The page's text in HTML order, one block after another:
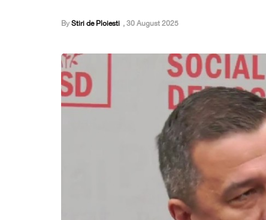
By Stiri de Ploiesti , 30 August 2025